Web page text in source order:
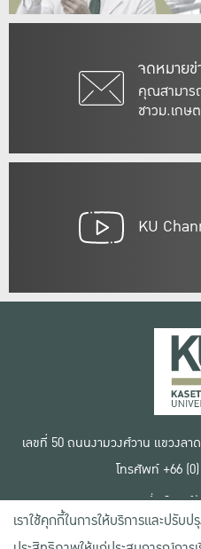
จดหมายข่
คุณสามาร
ชาวม.เกษ
KU
เลขที่ 50 ถนนงามวงศ์วาน แขวงล
โทรศัพท์ +66
เงื่อนไขการใ
ข้อตกลงด้า
นโยบายควา
เราใช้คุกกี้ในการให้บริการและปรับ